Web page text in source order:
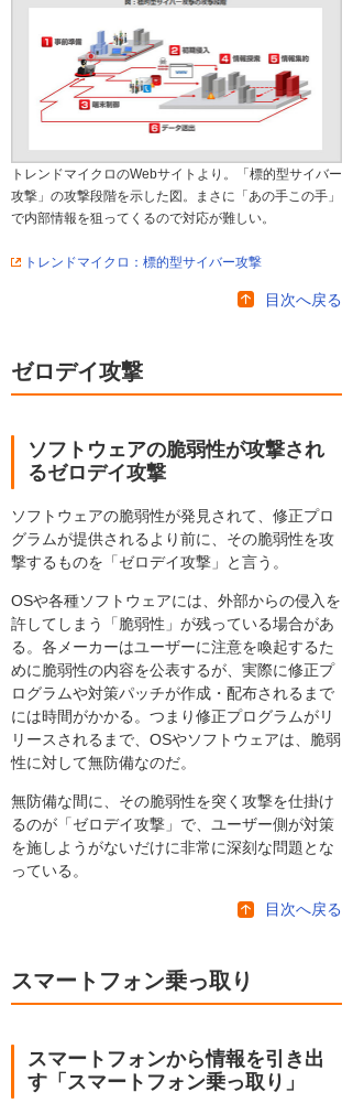
トレンドマイクロのWebサイトより。「標的型サイバー
攻撃」の攻撃段階を示した図。まさに「あの手この手」
で内部情報を狙ってくるので対応が難しい。
トレンドマイクロ：標的型サイバー攻撃
目次へ戻る
ゼロデイ攻撃
ソフトウェアの脆弱性が攻撃され
るゼロデイ攻撃
ソフトウェアの脆弱性が発見されて、修正プロ
グラムが提供されるより前に、その脆弱性を攻
撃するものを「ゼロデイ攻撃」と言う。
OSや各種ソフトウェアには、外部からの侵入を
許してしまう「脆弱性」が残っている場合があ
る。各メーカーはユーザーに注意を喚起するた
めに脆弱性の内容を公表するが、実際に修正プ
ログラムや対策パッチが作成・配布されるまで
には時間がかかる。つまり修正プログラムがリ
リースされるまで、OSやソフトウェアは、脆弱
性に対して無防備なのだ。
無防備な間に、その脆弱性を突く攻撃を仕掛け
るのが「ゼロデイ攻撃」で、ユーザー側が対策
を施しようがないだけに非常に深刻な問題とな
っている。
目次へ戻る
スマートフォン乗っ取り
スマートフォンから情報を引き出
す「スマートフォン乗っ取り」